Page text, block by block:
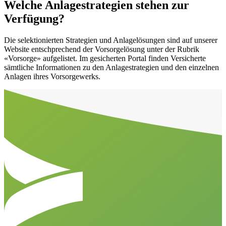
Welche Anlagestrategien stehen zur
Verfügung?
Die selektionierten Strategien und Anlagelösungen sind auf unserer
Website entschprechend der Vorsorgelösung unter der Rubrik
«Vorsorge» aufgelistet. Im gesicherten Portal finden Versicherte
sämtliche Informationen zu den Anlagestrategien und den einzelnen
Anlagen ihres Vorsorgewerks.
Aller en haut de la page
Bas de page